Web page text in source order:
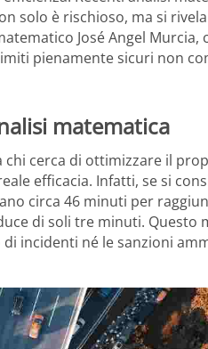
solo è rischioso, ma si
José Angel Murcia,
pienamente sicuri non
matematica
cerca di ottimizzare il
efficacia. Infatti, se si
circa 46 minuti per
di soli tre minuti. Questo
incidenti né le sanzioni